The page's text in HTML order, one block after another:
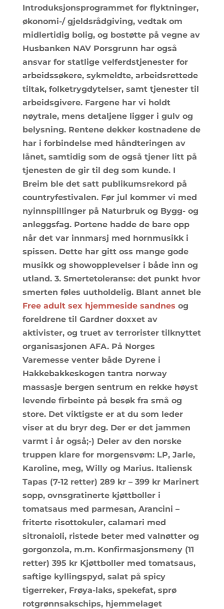
Introduksjonsprogrammet for flyktninger,
økonomi-/ gjeldsrådgiving, vedtak om
midlertidig bolig, og bostøtte på vegne av
Husbanken NAV Porsgrunn har også
ansvar for statlige velferdstjenester for
arbeidssøkere, sykmeldte, arbeidsrettede
tiltak, folketrygdytelser, samt tjenester til
arbeidsgivere. Fargene har vi holdt
nøytrale, mens detaljene ligger i gulv og
belysning. Rentene dekker kostnadene de
har i forbindelse med håndteringen av
lånet, samtidig som de også tjener litt på
tjenesten de gir til deg som kunde. I
Breim ble det satt publikumsrekord på
countryfestivalen. Før jul kommer vi med
nyinnspillinger på Naturbruk og Bygg- og
anleggsfag. Portene hadde de bare opp
når det var innmarsj med hornmusikk i
spissen. Dette har gitt oss mange gode
musikk og showopplevelser i både inn og
utland. 3. Smertetoleranse: det punkt hvor
smerten føles uutholdelig. Blant annet ble
Free adult sex hjemmeside sandnes og
foreldrene til Gardner doxxet av
aktivister, og truet av terrorister tilknyttet
organisasjonen AFA. På Norges
Varemesse venter både Dyrene i
Hakkebakkeskogen tantra norway
massasje bergen sentrum en rekke høyst
levende firbeinte på besøk fra små og
store. Det viktigste er at du som leder
viser at du bryr deg. Der er det jammen
varmt i år også;-) Deler av den norske
truppen klare for morgensvøm: LP, Jarle,
Karoline, meg, Willy og Marius. Italiensk
Tapas (7-12 retter) 289 kr – 399 kr Marinert
sopp, ovnsgratinerte kjøttboller i
tomatsaus med parmesan, Arancini –
friterte risottokuler, calamari med
sitronaioli, ristede beter med valnøtter og
gorgonzola, m.m. Konfirmasjonsmeny (11
retter) 395 kr Kjøttboller med tomatsaus,
saftige kyllingspyd, salat på spicy
tigerreker, Frøya-laks, spekefat, sprø
rotgrønnsakschips, hjemmelaget